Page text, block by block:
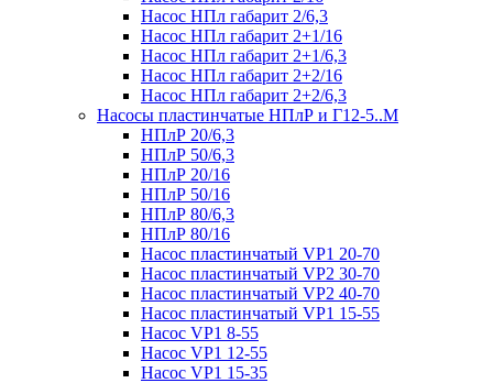
Насос НПл габарит 2/6,3
Насос НПл габарит 2+1/16
Насос НПл габарит 2+1/6,3
Насос НПл габарит 2+2/16
Насос НПл габарит 2+2/6,3
Насосы пластинчатые НПлР и Г12-5..М
НПлР 20/6,3
НПлР 50/6,3
НПлР 20/16
НПлР 50/16
НПлР 80/6,3
НПлР 80/16
Насос пластинчатый VP1 20-70
Насос пластинчатый VP2 30-70
Насос пластинчатый VP2 40-70
Насос пластинчатый VP1 15-55
Насос VP1 8-55
Насос VP1 12-55
Насос VP1 15-35